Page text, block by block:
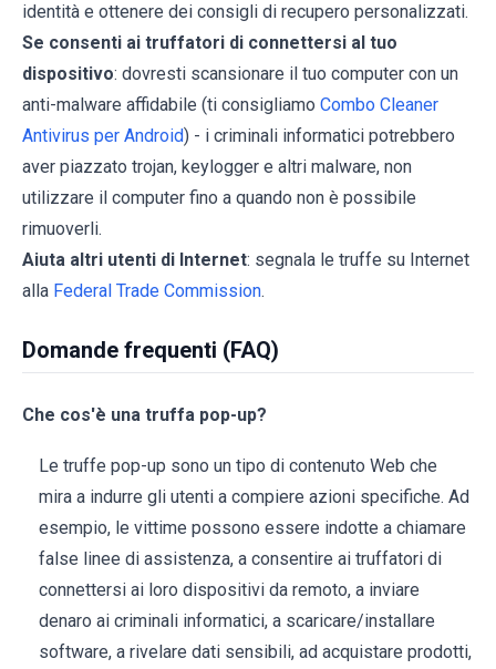
identità e ottenere dei consigli di recupero personalizzati.
Se consenti ai truffatori di connettersi al tuo
dispositivo: dovresti scansionare il tuo computer con un
anti-malware affidabile (ti consigliamo Combo Cleaner
Antivirus per Android) - i criminali informatici potrebbero
aver piazzato trojan, keylogger e altri malware, non
utilizzare il computer fino a quando non è possibile
rimuoverli.
Aiuta altri utenti di Internet: segnala le truffe su Internet
alla Federal Trade Commission.
Domande frequenti (FAQ)
Che cos'è una truffa pop-up?
Le truffe pop-up sono un tipo di contenuto Web che
mira a indurre gli utenti a compiere azioni specifiche. Ad
esempio, le vittime possono essere indotte a chiamare
false linee di assistenza, a consentire ai truffatori di
connettersi ai loro dispositivi da remoto, a inviare
denaro ai criminali informatici, a scaricare/installare
software, a rivelare dati sensibili, ad acquistare prodotti,